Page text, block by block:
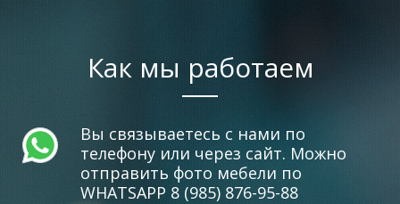
Как мы работаем
Вы связываетесь с нами по
телефону или через сайт. Можно
отправить фото мебели по
WHATSAPP 8 (985) 876-95-88